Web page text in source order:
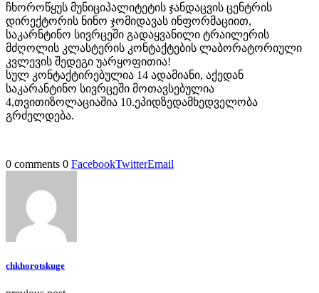
ჩხოროწყუს მუნიციპალიტეტის ჯანდაცვის ცენტრის
დირექტორის ნინო ჯომიდავას ინფორმაციით,
საკარნტინო სივრცეში გადაყვანილი ტრაილერის
მძღოლის კლასტერის კონტაქტების ლაბორატორიული
კვლევის შედეგი უარყოფითია!
სულ კონტაქტირებულია 14 ადამიანი, აქედან
საკარანტინო სივრცეში მოთავსებულია
4,თვითიზოლაციაშია 10.ეპიდზედამხედველობა
გრძელდება.
0 comments 0 FacebookTwitterEmail
chkhorotskuge